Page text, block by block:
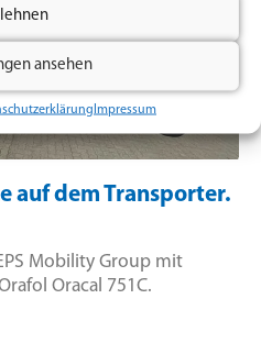
ansehen
Impressum
auf dem Transporter.
Mobility Group mit
Oracal 751C.